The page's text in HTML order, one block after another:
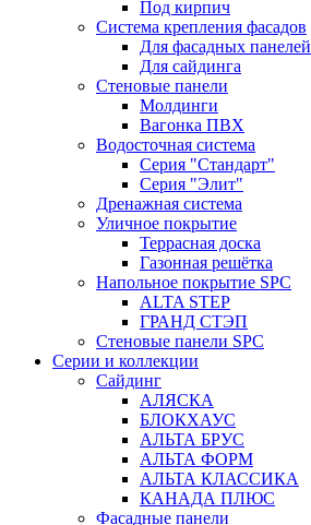
Под кирпич
Система крепления фасадов
Для фасадных панелей
Для сайдинга
Стеновые панели
Молдинги
Вагонка ПВХ
Водосточная система
Серия "Стандарт"
Серия "Элит"
Дренажная система
Уличное покрытие
Террасная доска
Газонная решётка
Напольное покрытие SPC
ALTA STEP
ГРАНД СТЭП
Стеновые панели SPC
Серии и коллекции
Сайдинг
АЛЯСКА
БЛОКХАУС
АЛЬТА БРУС
АЛЬТА ФОРМ
АЛЬТА КЛАССИКА
КАНАДА ПЛЮС
Фасадные панели